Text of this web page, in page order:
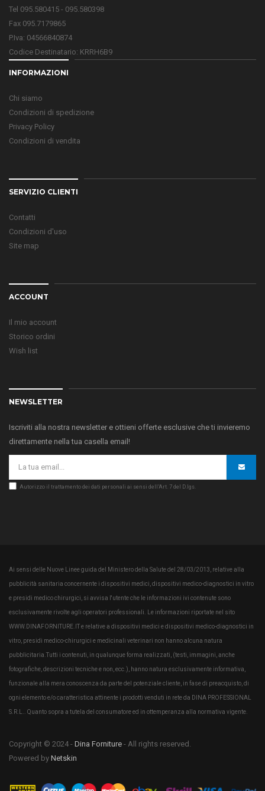
Tel 095.580415 - 095.580398
Fax 095.7179865
P.Iva: 04566840874
Codice Destinatario: KRRH6B9
INFORMAZIONI
Chi siamo
Condizioni di spedizione
Privacy Policy
Condizioni di vendita
SERVIZIO CLIENTI
Contatti
Condizioni d'uso
Site map
ACCOUNT
Il mio account
Storico ordini
Wish list
NEWSLETTER
Iscriviti alla nostra newsletter e ottieni offerte esclusive che ti invieremo
direttamente nella tua casella email!
Autorizzo il trattamento dei dati personali ai sensi dell’Art. 7 del D.lgs.
Ai sensi delle Nuove Linee guida del Ministero della Salute del 28/03/2013, relative alla
pubblicità sanitaria concernente i dispositivi medici, dispositivi medico-diagnostici in vitro
e presidi medico chirurgici, si avvisa l'utente che le informazioni ivi contenute sono
esclusivamente rivolte agli operatori professionali. Le informazioni riportate nel sito
WWW.DINAFORNITURE.IT e relative a dispositivi medici e dispositivi medico-diagnostici in
vitro, presidi medico-chirurgici e medicinali veterinari non hanno alcuna natura
pubblicitaria.Tutti i contenuti, in qualunque forma realizzati, (testi, immagini, anche
fotografiche, descrizioni tecniche e non, ecc.), hanno natura esclusivamente informativa,
funzionale alla mera conoscenza da parte del potenziale cliente, in fase di preacquisto, di
ogni elemento e/o caratteristica attinente i prodotti venduti in rete da DINA PROFESSIONAL
S.R.L.. Quanto sopra a tutela del consumatore ed in ottemperanza alla normativa vigente.
Copyright © 2024 - Dina Forniture - All rights reserved.
Powered by Netskin